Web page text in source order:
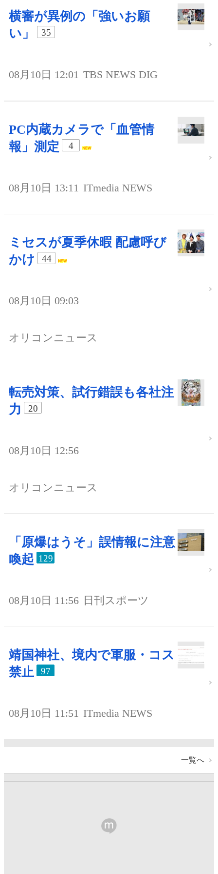
横審が異例の「強いお願
い」
35
08月10日 12:01 TBS NEWS DIG
PC内蔵カメラで「血管情
報」測定
4
08月10日 13:11 ITmedia NEWS
ミセスが夏季休暇 配慮呼び
かけ
44
08月10日 09:03
オリコンニュース
転売対策、試行錯誤も各社注
力
20
08月10日 12:56
オリコンニュース
「原爆はうそ」誤情報に注意
喚起 129
08月10日 11:56 日刊スポーツ
靖国神社、境内で軍服・コス
禁止
97
08月10日 11:51 ITmedia NEWS
一覧へ